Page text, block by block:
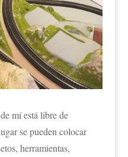
mí está libre de
se pueden colocar
herramientas,